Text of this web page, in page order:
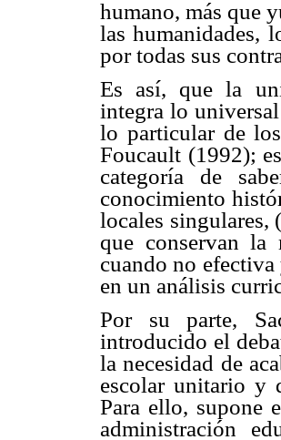
humano, más que
las humanidades,
por todas sus
Es así, que la
integra lo
lo particular de
Foucault (1992);
categoría de
conocimiento
locales singulares,
que conservan la
cuando no
en un análisis
Por su parte,
introducido el
la necesidad de
escolar unitario y
Para ello, supone
administración